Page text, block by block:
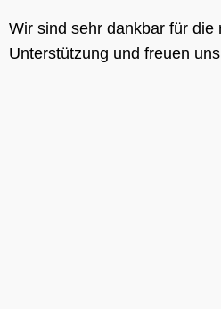
Wir sind sehr dankbar für die
Unterstützung und freuen